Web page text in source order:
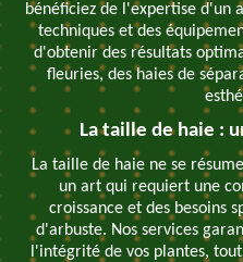
bénéficiez de l'expertise d'un
techniques et des
d'obtenir des résultats
fleuries, des haies de
La taille de haie :
La taille de haie ne se
un art qui requiert une
croissance et des besoins
d'arbuste. Nos services
l'intégrité de vos plantes,